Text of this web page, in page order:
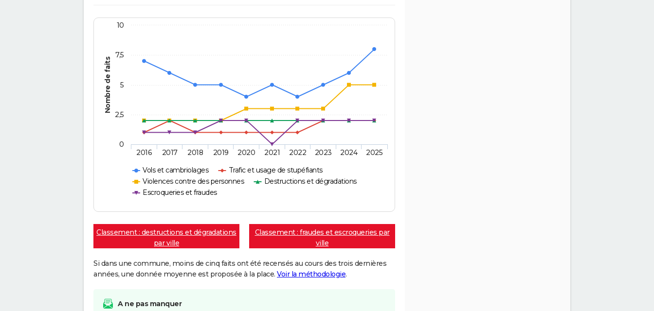
Nombre de faits
Vols et cambriolages
Trafic et usage de stupéfiants
Violences contre des personnes
Destructions et dégradations
Escroqueries et fraudes
2016 2017 2018 2019 2020 2021 2022 2023 2024 2025
0
2,5
5
7,5
10
Classement : destructions et dégradations
par ville
Classement : fraudes et escroqueries par
ville
Si dans une commune, moins de cinq faits ont été recensés au cours des trois dernières
années, une donnée moyenne est proposée à la place. Voir la méthodologie.
A ne pas manquer